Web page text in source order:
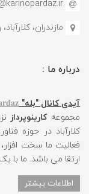
مازندران،
درباره ما :
آیدی کانال "بله"
مجموعهکارینوپرداز
کلارآباد در حوزه
فعالیت ما سخت
ارتقا می باشد. ما با
اطلاعات بیشتر